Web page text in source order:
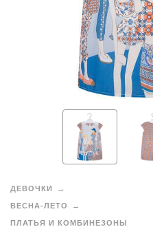
ДЕВОЧКИ
ВЕСНА-ЛЕТО
ПЛАТЬЯ И КОМБИНЕЗОНЫ